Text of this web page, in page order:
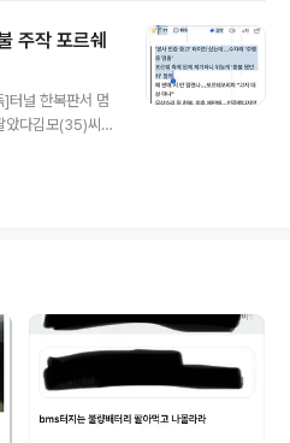
트론 등 수많은
복할지 미지수.
주작 포르쉐
널 한복판서 멈
았다김모(35)씨는
쉐 인증'을 믿고
이걸 알고
타이칸이 포르
놀라운 하자가
. 고장 날 순 있